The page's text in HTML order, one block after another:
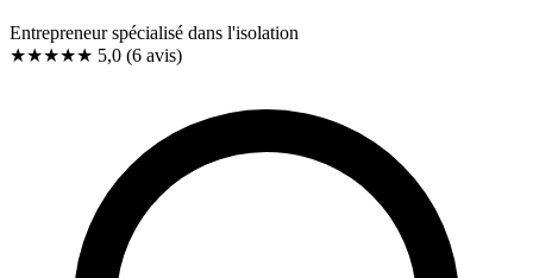
Entrepreneur spécialisé dans l'isolation
★★★★★ 5,0 (6 avis)